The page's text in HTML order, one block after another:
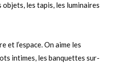
objets, les tapis, les luminaires
l’espace. On aime les
intimes, les banquettes sur-